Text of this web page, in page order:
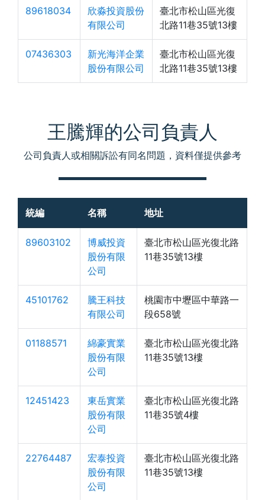
89618034
欣淼投資股份
有限公司
臺北市松山區光復
北路11巷35號13樓
07436303
新光海洋企業
股份有限公司
臺北市松山區光復
北路11巷35號13樓
王騰輝的公司負責人
公司負責人或相關訴訟有同名問題，資料僅提供參考
統編 名稱 地址
89603102
博威投資
股份有限
公司
臺北市松山區光復北路
11巷35號13樓
45101762
騰王科技
有限公司
桃園市中壢區中華路一
段658號
01188571
綿豪實業
股份有限
公司
臺北市松山區光復北路
11巷35號13樓
12451423
東岳實業
股份有限
公司
臺北市松山區光復北路
11巷35號4樓
22764487
宏泰投資
股份有限
公司
臺北市松山區光復北路
11巷35號13樓